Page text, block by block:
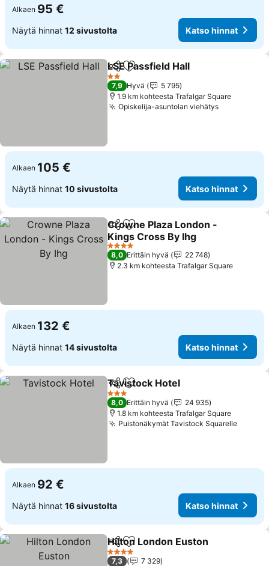
Alkaen 95 €
Näytä hinnat 12 sivustolta Katso hinnat
Jaa Lisää suosikkeihin
LSE Passfield Hall
2 Tähtiluokitus
7,9 Hyvä
5 795
1.9 km kohteesta Trafalgar Square
Opiskelija-asuntolan viehätys
Alkaen 105 €
Näytä hinnat 10 sivustolta Katso hinnat
Jaa Lisää suosikkeihin
Crowne Plaza London -
Kings Cross By Ihg
4 Tähtiluokitus
8,0 Erittäin hyvä
22 748
2.3 km kohteesta Trafalgar Square
Alkaen 132 €
Näytä hinnat 14 sivustolta Katso hinnat
Jaa Lisää suosikkeihin
Tavistock Hotel
3 Tähtiluokitus
8,0 Erittäin hyvä
24 935
1.8 km kohteesta Trafalgar Square
Puistonäkymät Tavistock Squarelle
Alkaen 92 €
Näytä hinnat 16 sivustolta Katso hinnat
Jaa Lisää suosikkeihin
Hilton London Euston
4 Tähtiluokitus
7,3
7 329